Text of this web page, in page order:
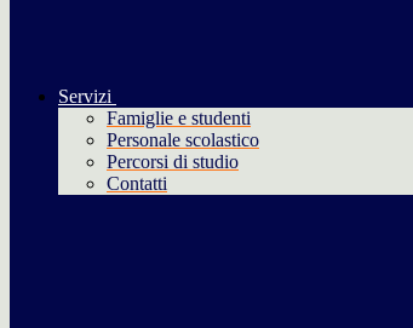
Servizi
Famiglie e studenti
Personale scolastico
Percorsi di studio
Contatti